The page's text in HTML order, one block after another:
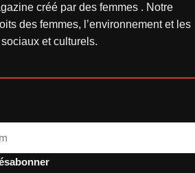
créé par des femmes . Notre
des femmes, l’environnement et les
et culturels.